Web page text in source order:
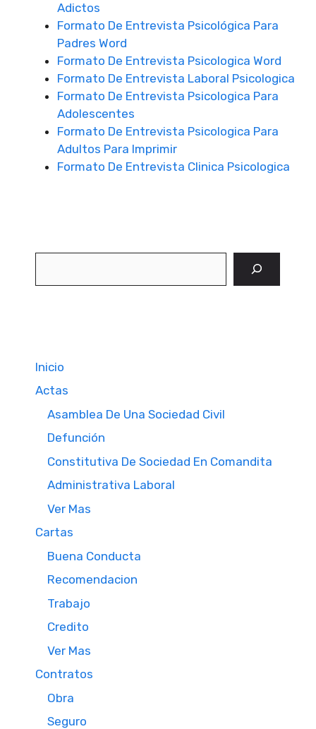
Adictos
Formato De Entrevista Psicológica Para
Padres Word
Formato De Entrevista Psicologica Word
Formato De Entrevista Laboral Psicologica
Formato De Entrevista Psicologica Para
Adolescentes
Formato De Entrevista Psicologica Para
Adultos Para Imprimir
Formato De Entrevista Clinica Psicologica
Inicio
Actas
Asamblea De Una Sociedad Civil
Defunción
Constitutiva De Sociedad En Comandita
Administrativa Laboral
Ver Mas
Cartas
Buena Conducta
Recomendacion
Trabajo
Credito
Ver Mas
Contratos
Obra
Seguro